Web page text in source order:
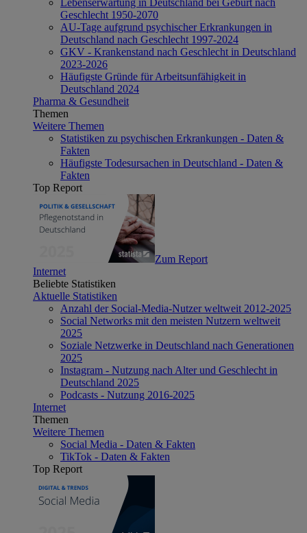
Geschlecht 1950-2070
AU-Tage aufgrund psychischer Erkrankungen in
Deutschland nach Geschlecht 1997-2024
GKV - Krankenstand nach Geschlecht in Deutschland
2023-2026
Häufigste Gründe für Arbeitsunfähigkeit in
Deutschland 2024
Pharma & Gesundheit
Themen
Weitere Themen
Statistiken zu psychischen Erkrankungen - Daten &
Fakten
Häufigste Todesursachen in Deutschland - Daten &
Fakten
Top Report
Zum Report
Internet
Beliebte Statistiken
Aktuelle Statistiken
Anzahl der Social-Media-Nutzer weltweit 2012-2025
Social Networks mit den meisten Nutzern weltweit
2025
Soziale Netzwerke in Deutschland nach Generationen
2025
Instagram - Nutzung nach Alter und Geschlecht in
Deutschland 2025
Podcasts - Nutzung 2016-2025
Internet
Themen
Weitere Themen
Social Media - Daten & Fakten
TikTok - Daten & Fakten
Top Report